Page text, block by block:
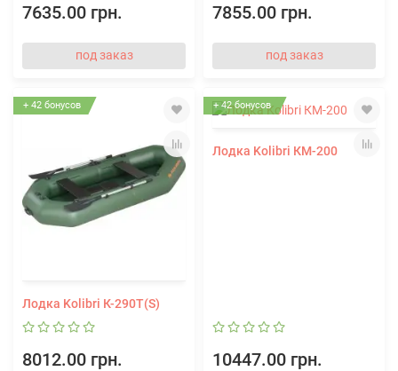
7635.00 грн.
под заказ
7855.00 грн.
под заказ
+ 42 бонусов
Лодка Kolibri К-290Т(S)
8012.00 грн.
+ 42 бонусов
Лодка Kolibri КМ-200
10447.00 грн.